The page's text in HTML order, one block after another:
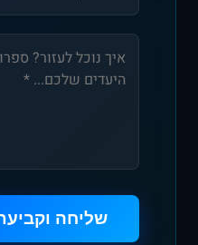
שליחה